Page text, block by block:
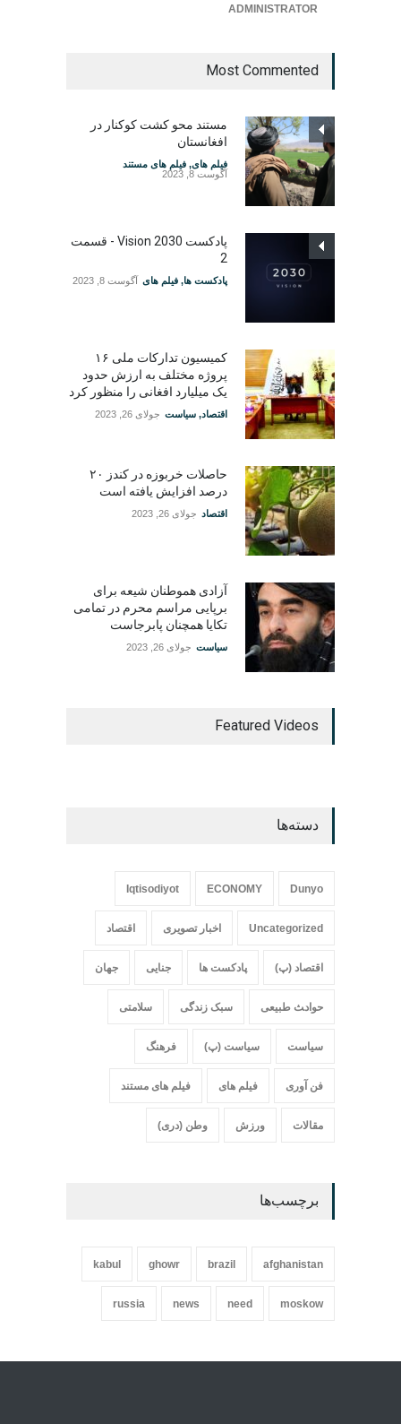
ADMINISTRATOR
Most Commented
مستند محو کشت کوکنار در
افغانستان
فیلم های, فیلم های مستند
آگوست 8, 2023
پادکست Vision 2030 - قسمت
2
پادکست ها, فیلم های آگوست 8, 2023
کمیسیون تدارکات ملی ۱۶
پروژه مختلف به ارزش حدود
یک میلیارد افغانی را منظور کرد
اقتصاد, سیاست جولای 26, 2023
حاصلات خربوزه در کندز ۲۰
درصد افزایش یافته است
اقتصاد جولای 26, 2023
آزادی هموطنان شیعه برای
برپایی مراسم محرم در تمامی
تکایا همچنان پابرجاست
سیاست جولای 26, 2023
Featured Videos
دسته‌ها
Dunyo
ECONOMY
Iqtisodiyot
Uncategorized اخبار تصویری اقتصاد
اقتصاد (پ) پادکست ها جنایی جهان
حواد‍‍‍ث طبیعی سبک زندگی سلامتی
سیاست سیاست (پ) فرهنگ
فن آوری فیلم های فیلم های مستند
مقالات ورزش وطن (دری)
برچسب‌ها
afghanistan
brazil
ghowr
kabul
moskow
need
news
russia